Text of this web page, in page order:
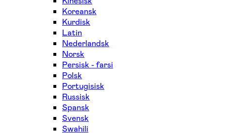
Koreansk
Kurdisk
Latin
Nederlandsk
Norsk
Persisk - farsi
Polsk
Portugisisk
Russisk
Spansk
Svensk
Swahili